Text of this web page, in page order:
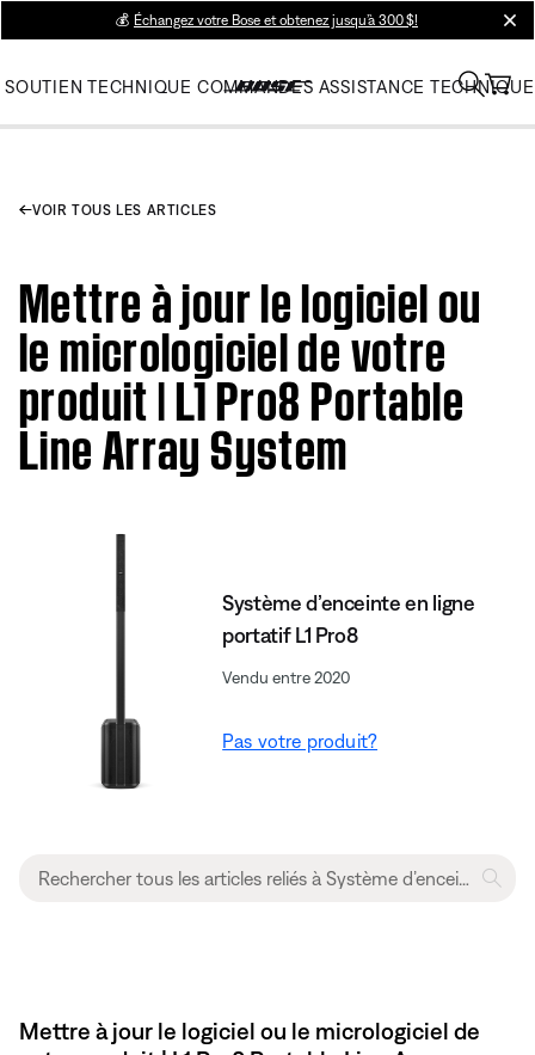
💰 Échangez votre Bose et obtenez jusqu’à 300 $!
SOUTIEN TECHNIQUE COMMANDES ASSISTANCE TECHNIQUE
VOIR TOUS LES ARTICLES
Mettre à jour le logiciel ou
le micrologiciel de votre
produit | L1 Pro8 Portable
Line Array System
Système d’enceinte en ligne
portatif L1 Pro8
Vendu entre 2020
Pas votre produit?
Mettre à jour le logiciel ou le micrologiciel de